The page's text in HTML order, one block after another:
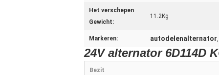
Het verschepen
Gewicht:
11.2Kg
Markeren: autodelenalternator
24V alternator 6D114D
Bezit